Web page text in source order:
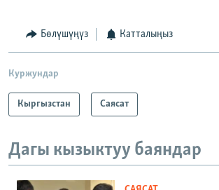
Бөлүшүңүз Катталыңыз
Куржундар
Кыргызстан Саясат
Дагы кызыктуу баяндар